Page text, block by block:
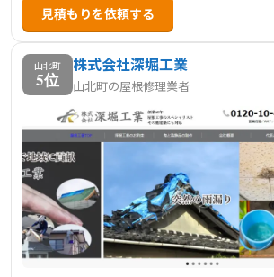
見積もりを依頼する
山北町
5位
株式会社深堀工業
山北町の屋根修理業者